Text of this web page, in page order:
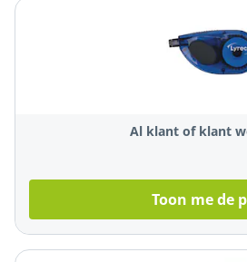
Al klant of klant
Toon me de